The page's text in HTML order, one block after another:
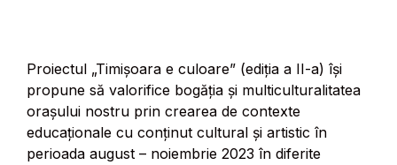
Proiectul „Timișoara e culoare” (ediția a II-a) își
propune să valorifice bogăția și multiculturalitatea
orașului nostru prin crearea de contexte
educaționale cu conținut cultural și artistic în
perioada august – noiembrie 2023 în diferite